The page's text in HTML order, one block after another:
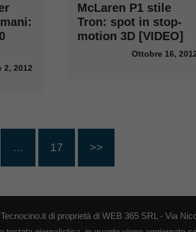
2, 2012
McLaren P1 stile
Tron: spot in stop-
motion 3D [VIDEO]
Ottobre 16,
… 17 >>
Tecnocino.it di proprietà di WEB 365 SRL - Via